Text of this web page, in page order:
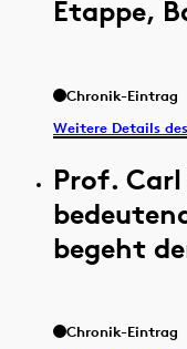
Etappe,
Chronik-Eintrag
Weitere Details
Prof.
begeht
Chronik-Eintrag